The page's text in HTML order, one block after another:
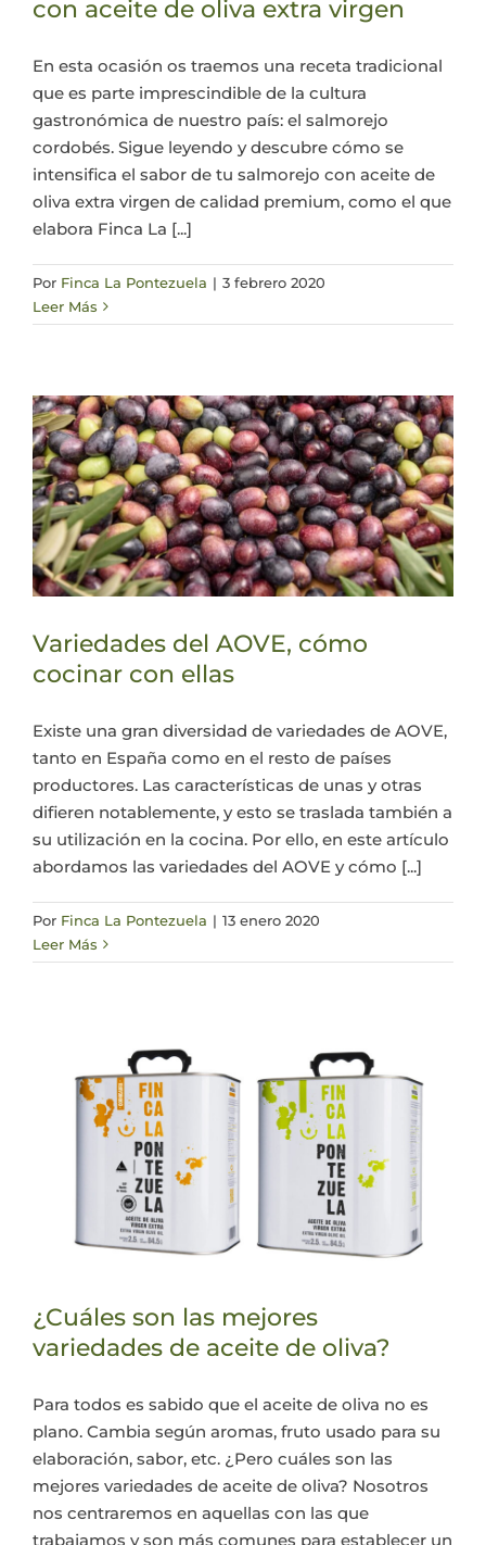
con aceite de oliva extra virgen
En esta ocasión os traemos una receta tradicional
que es parte imprescindible de la cultura
gastronómica de nuestro país: el salmorejo
cordobés. Sigue leyendo y descubre cómo se
intensifica el sabor de tu salmorejo con aceite de
oliva extra virgen de calidad premium, como el que
elabora Finca La [...]
Por Finca La Pontezuela | 3 febrero 2020
Leer Más
Variedades del AOVE, cómo
cocinar con ellas
Existe una gran diversidad de variedades de AOVE,
tanto en España como en el resto de países
productores. Las características de unas y otras
difieren notablemente, y esto se traslada también a
su utilización en la cocina. Por ello, en este artículo
abordamos las variedades del AOVE y cómo [...]
Por Finca La Pontezuela | 13 enero 2020
Leer Más
¿Cuáles son las mejores
variedades de aceite de oliva?
Para todos es sabido que el aceite de oliva no es
plano. Cambia según aromas, fruto usado para su
elaboración, sabor, etc. ¿Pero cuáles son las
mejores variedades de aceite de oliva? Nosotros
nos centraremos en aquellas con las que
trabajamos y son más comunes para establecer un